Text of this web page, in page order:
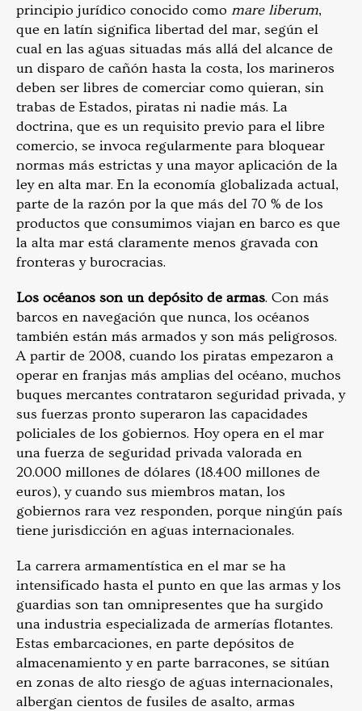
principio jurídico conocido como mare liberum,
que en latín significa libertad del mar, según el
cual en las aguas situadas más allá del alcance de
un disparo de cañón hasta la costa, los marineros
deben ser libres de comerciar como quieran, sin
trabas de Estados, piratas ni nadie más. La
doctrina, que es un requisito previo para el libre
comercio, se invoca regularmente para bloquear
normas más estrictas y una mayor aplicación de la
ley en alta mar. En la economía globalizada actual,
parte de la razón por la que más del 70 % de los
productos que consumimos viajan en barco es que
la alta mar está claramente menos gravada con
fronteras y burocracias.
Los océanos son un depósito de armas. Con más
barcos en navegación que nunca, los océanos
también están más armados y son más peligrosos.
A partir de 2008, cuando los piratas empezaron a
operar en franjas más amplias del océano, muchos
buques mercantes contrataron seguridad privada, y
sus fuerzas pronto superaron las capacidades
policiales de los gobiernos. Hoy opera en el mar
una fuerza de seguridad privada valorada en
20.000 millones de dólares (18.400 millones de
euros), y cuando sus miembros matan, los
gobiernos rara vez responden, porque ningún país
tiene jurisdicción en aguas internacionales.
La carrera armamentística en el mar se ha
intensificado hasta el punto en que las armas y los
guardias son tan omnipresentes que ha surgido
una industria especializada de armerías flotantes.
Estas embarcaciones, en parte depósitos de
almacenamiento y en parte barracones, se sitúan
en zonas de alto riesgo de aguas internacionales,
albergan cientos de fusiles de asalto, armas